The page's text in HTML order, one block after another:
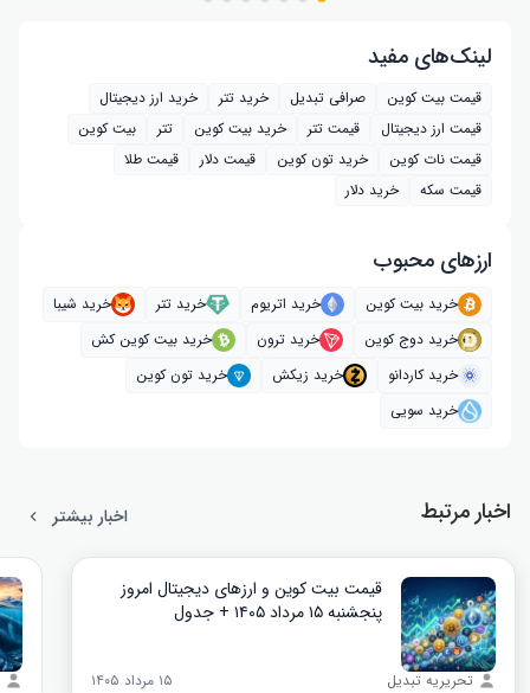
لینک‌های مفید
قیمت بیت کوین صرافی تبدیل خرید تتر
خرید ارز دیجیتال
قیمت ارز دیجیتال
قیمت تتر خرید بیت‌ کوین تتر
بیت کوین
قیمت نات کوین
خرید تون کوین قیمت دلار
قیمت طلا
قیمت سکه
خرید دلار
ارز‌های محبوب
خرید بیت کوین خرید اتریوم خرید تتر
خرید شیبا
خرید دوج کوین
خرید ترون
خرید بیت کوین کش
خرید کاردانو
خرید زیکش
خرید تون کوین
خرید سویی
اخبار مرتبط اخبار بیشتر
قیمت بیت‌ کوین و ارزهای دیجیتال امروز
پنجشنبه ۱۵ مرداد ۱۴۰۵ + جدول
تحریریه تبدیل ۱۵ مرداد ۱۴۰۵